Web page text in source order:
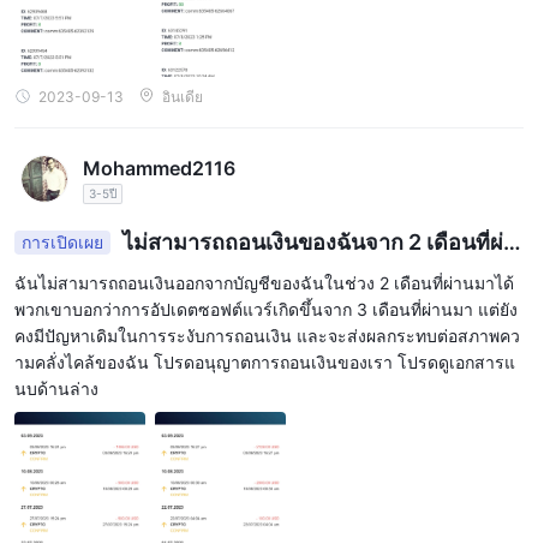
สนับสนุน@ CAPMOREFX
.comหรือใช้แบบฟอร์มการติดต่อที่มีอยู่ในเว็บไซต์
CAPMOREFXยังมีฟีเจอร์แชทสดผ่าน whatsapp บนเว็บไซต์ ซึ่งคุณส
ทรัพยากรการศึกษา
CAPMOREFXนำเสนอแหล่งข้อมูลด้านการศึกษาและเครื่องมือการซื้อ
ขายที่ครอบคลุมเพื่อช่วยให้ผู้ค้าตัดสินใจซื้อขายได้อย่างชาญฉลาด
คุณสมบัติหลักบางอย่างที่มีอยู่บน CAPMOREFX เว็บไซต์ของคือ:
การวิเคราะห์ตลาดรายวัน: CAPMOREFX ให้การวิเคราะห์ตลาดราย
วันรวมถึงการวิเคราะห์ทางเทคนิค การวิเคราะห์ปัจจัยพื้นฐาน และข่าว
ตลาด ซึ่งสามารถช่วยเทรดเดอร์ติดตามแนวโน้มของตลาดและทำการ
ตัดสินใจซื้อขายได้อย่างชาญฉลาดยิ่งขึ้น
สัญญาณการซื้อขาย: CAPMOREFX เสนอสัญญาณการซื้อขายที่สร้าง
โดยผู้เชี่ยวชาญในตลาด ซึ่งสามารถช่วยผู้ค้าระบุโอกาสในการซื้อขาย
ที่เป็นไปได้
ผู้สร้างแผนภูมิอัตโนมัติ: CAPMOREFX เสนอเครื่องมือ autochartist
ซึ่งเป็นเครื่องมือสแกนตลาดที่มีประสิทธิภาพซึ่งระบุสัญญาณและรูป
แพลตฟอร์มใหม่ และพวกเขาจะเปลี่ยนข้อมูลไปยังแพลตฟอร์มใหม่ แม้ว่
าฉันจะเป็นนักลงทุนในเรื่องนี้ด้วยก็ตาม CAPPMOREFX . ฉันไม่ใช่คน
ของบริษัท สิ่งที่ฉันกล่าวไว้ข้างต้นเป็นเรื่องจริง เพราะฉันได้ตรวจสอบม
าหลายบัญชีแล้วจึงมีสาเหตุเช่นนี้ ดังนั้นจงอดทนในขณะที่พวกเขามีเว
2023-09-13 อินเดีย
Mohammed2116
3-5ปี
การเปิดเผย
ไม่สามารถถอนเงินของฉันจาก 2 เดือนที่ผ่า
นมาได้
ฉันไม่สามารถถอนเงินออกจากบัญชีของฉันในช่วง 2 เดือนที่ผ่านมาได้
พวกเขาบอกว่าการอัปเดตซอฟต์แวร์เกิดขึ้นจาก 3 เดือนที่ผ่านมา แต่ยัง
คงมีปัญหาเดิมในการระงับการถอนเงิน และจะส่งผลกระทบต่อสภาพคว
ามคลั่งไคล้ของฉัน โปรดอนุญาตการถอนเงินของเรา โปรดดูเอกสารแ
นบด้านล่าง